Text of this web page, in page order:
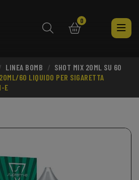
search
0
LINEA BOMB
SHOT MIX 20ML SU 60
60 LIQUIDO PER SIGARETTA
E